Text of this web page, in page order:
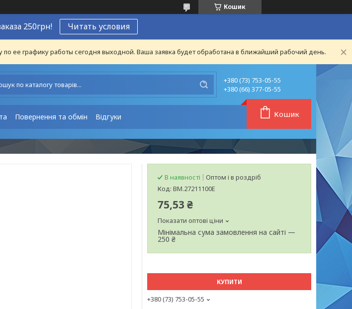
Кошик
250грн! Читать условия
ее графику работы сегодня выходной. Ваша заявка будет обработана в ближайший рабочий день.
+380 (73) 753-05-55
+380 (66) 377-05-55
Повернення та обмін Відгуки Кошик
В наявності
Оптом і в роздріб
Код: BM.27211100E
75,53 ₴
Показати оптові ціни
Мінімальна сума замовлення на сайті —
250 ₴
КУПИТИ
+380 (73) 753-05-55